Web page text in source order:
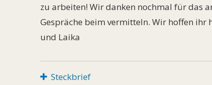
zu arbeiten! Wir danken nochmal für das
Gespräche beim vermitteln. Wir hoffen ihr
und Laika
Steckbrief